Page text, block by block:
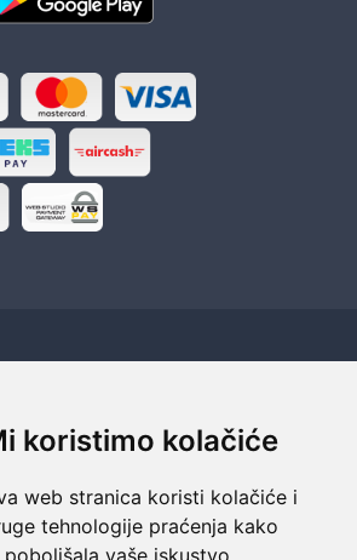
koristimo kolačiće
web stranica koristi kolačiće i
tehnologije praćenja kako
poboljšala vaše iskustvo
dostava
dana kod vas
povrat novaca
Roba za novac
podrška